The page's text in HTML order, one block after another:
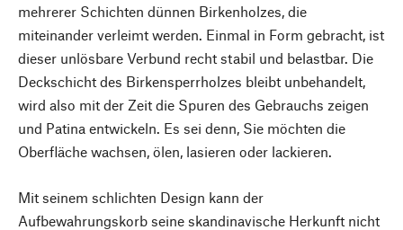
mehrerer Schichten dünnen Birkenholzes, die
miteinander verleimt werden. Einmal in Form gebracht, ist
dieser unlösbare Verbund recht stabil und belastbar. Die
Deckschicht des Birkensperrholzes bleibt unbehandelt,
wird also mit der Zeit die Spuren des Gebrauchs zeigen
und Patina entwickeln. Es sei denn, Sie möchten die
Oberfläche wachsen, ölen, lasieren oder lackieren.
Mit seinem schlichten Design kann der
Aufbewahrungskorb seine skandinavische Herkunft nicht